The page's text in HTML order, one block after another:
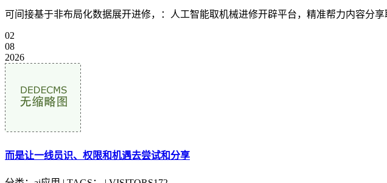
可间接基于非布局化数据展开进修，：人工智能取机械进修开辟平台，精准帮力内容分
02
08
2026
而是让一线员识、权限和机遇去尝试和分享